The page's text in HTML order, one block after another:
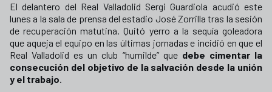
El delantero del Real Valladolid Sergi Guardiola acudió este
lunes a la sala de prensa del estadio José Zorrilla tras la sesión
de recuperación matutina. Quitó yerro a la sequía goleadora
que aqueja el equipo en las últimas jornadas e incidió en que el
Real Valladolid es un club “humilde” que debe cimentar la
consecución del objetivo de la salvación desde la unión
y el trabajo.